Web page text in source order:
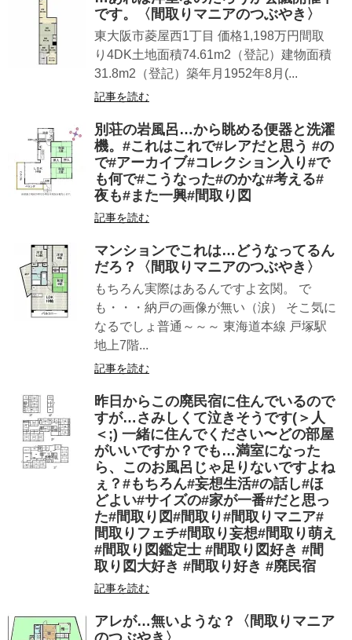
です。〈間取りマニアのつぶやき〉
東大阪市菱屋西1丁目 価格1,198万円間取
り4DK土地面積74.61m2（登記）建物面積
31.8m2（登記）築年月1952年8月(...
記事を読む
別荘の岩風呂…から眺める便器と洗濯
機。#これはこれで#レアだと思う #の
で#アーカイブ#コレクション入り#で
も何で#こうなった#のかな#考える#
夜も#また一興#間取り図
記事を読む
マンションでこれは…どうなってるん
だろ？〈間取りマニアのつぶやき〉
もちろん実際はあるんですよ玄関。 で
も・・・納戸の画像が無い（涙） そこ気に
なるでしょ普通～～～ 東海道本線 戸塚駅
地上7階...
記事を読む
昨日からこの廃民宿に住んでいるので
すが…さみしくて泣きそうです(＞人
＜;) 一緒に住んでください〜どの部屋
がいいですか？でも…満室になった
ら、このお風呂じゃ足りないですよね
ぇ？#もちろん#妄想生活#の話し#ほ
どよい#サイズの#家が一番#だと思っ
た#間取り図#間取り#間取りマニア#
間取りフェチ#間取り妄想#間取り萌え
#間取り図鑑定士 #間取り図好き #間
取り図大好き #間取り好き #廃民宿
記事を読む
アレが…無いような？〈間取りマニア